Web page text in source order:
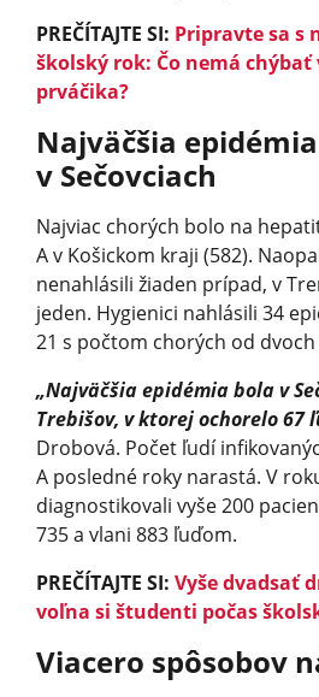
PREČÍTAJTE SI: Pripravte sa s
školský rok: Čo nemá
prváčika?
Najväčšia epidémia
v Sečovciach
Najviac chorých bolo na
A v Košickom kraji (582).
nenahlásili žiaden prípad, v
jeden. Hygienici nahlásili 34
21 s počtom chorých od
„Najväčšia epidémia bola v
Trebišov, v ktorej ochorelo 67
Drobová. Počet ľudí
A posledné roky narastá. V
diagnostikovali vyše 200
735 a vlani 883 ľuďom.
PREČÍTAJTE SI: Vyše dvadsať
voľna si študenti počas
Viacero spôsobov